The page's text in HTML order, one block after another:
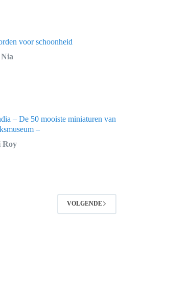
voor schoonheid
– De 50 mooiste miniaturen van
–
Roy
VOLGENDE